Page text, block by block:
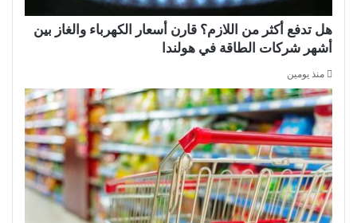
هل تدفع أكثر من اللازم؟ قارن أسعار الكهرباء والغاز بين
أشهر شركات الطاقة في هولندا
منذ يومين